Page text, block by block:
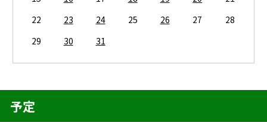
22
23 24 25 26 27
28
29
30 31
予定